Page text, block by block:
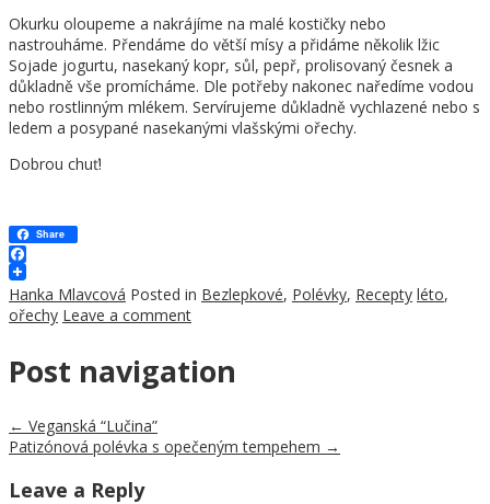
Okurku oloupeme a nakrájíme na malé kostičky nebo
nastrouháme. Přendáme do větší mísy a přidáme několik lžic
Sojade jogurtu, nasekaný kopr, sůl, pepř, prolisovaný česnek a
důkladně vše promícháme. Dle potřeby nakonec naředíme vodou
nebo rostlinným mlékem. Servírujeme důkladně vychlazené nebo s
ledem a posypané nasekanými vlašskými ořechy.
Dobrou chuť!
Share
Facebook
Hanka Mlavcová Posted in Bezlepkové, Polévky, Recepty léto,
ořechy Leave a comment
Post navigation
← Veganská “Lučina”
Patizónová polévka s opečeným tempehem →
Leave a Reply